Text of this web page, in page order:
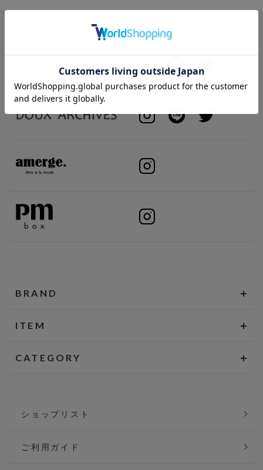
BRAND
ITEM
CATEGORY
ショップリスト
ご利用ガイド